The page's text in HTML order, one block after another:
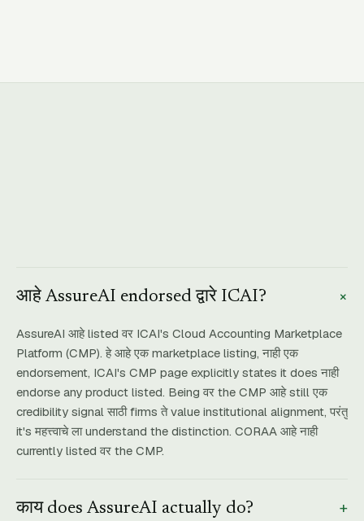
आहे AssureAI endorsed द्वारे ICAI? +
AssureAI आहे listed वर ICAI's Cloud Accounting Marketplace
Platform (CMP). हे आहे एक marketplace listing, नाही एक
endorsement, ICAI's CMP page explicitly states it does नाही
endorse any product listed. Being वर the CMP आहे still एक
credibility signal साठी firms ते value institutional alignment, परंतु
it's महत्त्वाचे ला understand the distinction. CORAA आहे नाही
currently listed वर the CMP.
काय does AssureAI actually do? +